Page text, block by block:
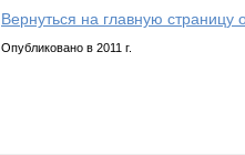
Вернуться на главную страницу
Опубликовано в 2011 г.